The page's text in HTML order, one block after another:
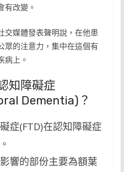
有改變。
交媒體發表聲明說，在他患
眾的注意力，集中在這個有
病上。
知障礙症
Dementia)？
症(FTD)在認知障礙症
響的部份主要為額葉